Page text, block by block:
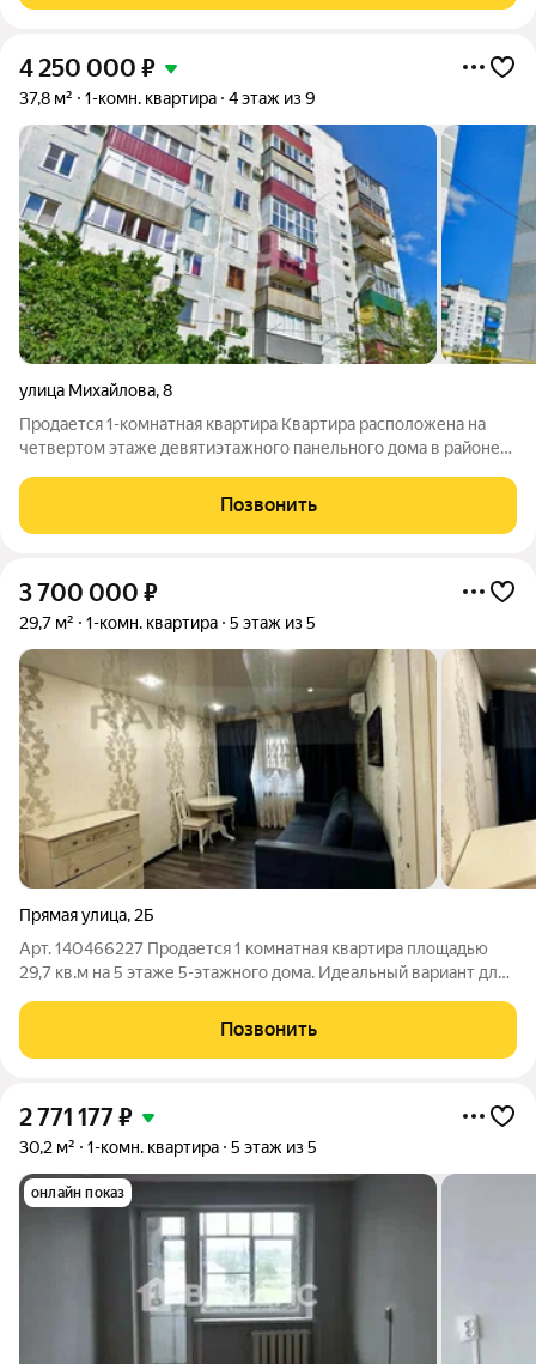
4 250 000 ₽
37,8 м² 1-комн. квартира 4 этаж из 9
улица Михайлова,8
Продается 1-комнатная квартира Квартира расположена на
четвертом этаже девятиэтажного панельного дома в районе
зонированием: изолированная жилая комната 17,2 кв. м и кухня
9 кв. м, что
Позвонить
3 700 000 ₽
29,7 м² 1-комн. квартира 5 этаж из 5
Прямая улица, 2Б
Арт. 140466227 Продается 1 комнатная квартира площадью
29,7 кв.м на 5 этаже 5-этажного дома. Идеальный вариант для
своей мечты! Главное преимущество этой квартиры её
расположение в районе с
Позвонить
2 771 177₽
30,2 м² 1-комн. квартира 5 этаж из 5
онлайн показ